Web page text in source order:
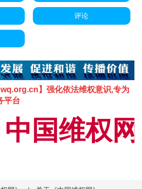
评论
】强化依法维权意识,专为
平台
中国维权